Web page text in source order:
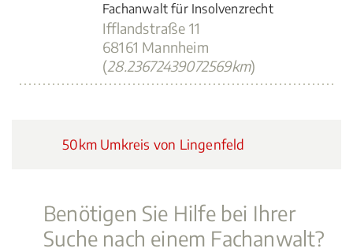
Fachanwalt für Insolvenzrecht
Ifflandstraße 11
68161 Mannheim
(28.23672439072569km)
50km Umkreis von Lingenfeld
Benötigen Sie Hilfe bei Ihrer
Suche nach einem Fachanwalt?